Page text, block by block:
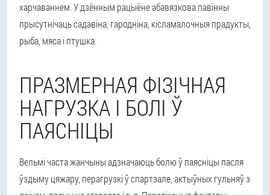
харчаваннем. У дзённым рацыёне абавязкова павінны
прысутнічаць садавіна, гародніна, кісламалочныя прадукты,
рыба, мяса і птушка.
ПРАЗМЕРНАЯ ФІЗІЧНАЯ
НАГРУЗКА І БОЛІ Ў
ПАЯСНІЦЫ
Вельмі часта жанчыны адзначаюць болю ў паясніцы пасля
ўздыму цяжару, перагрузкі ў спартзале, актыўных гульняў з